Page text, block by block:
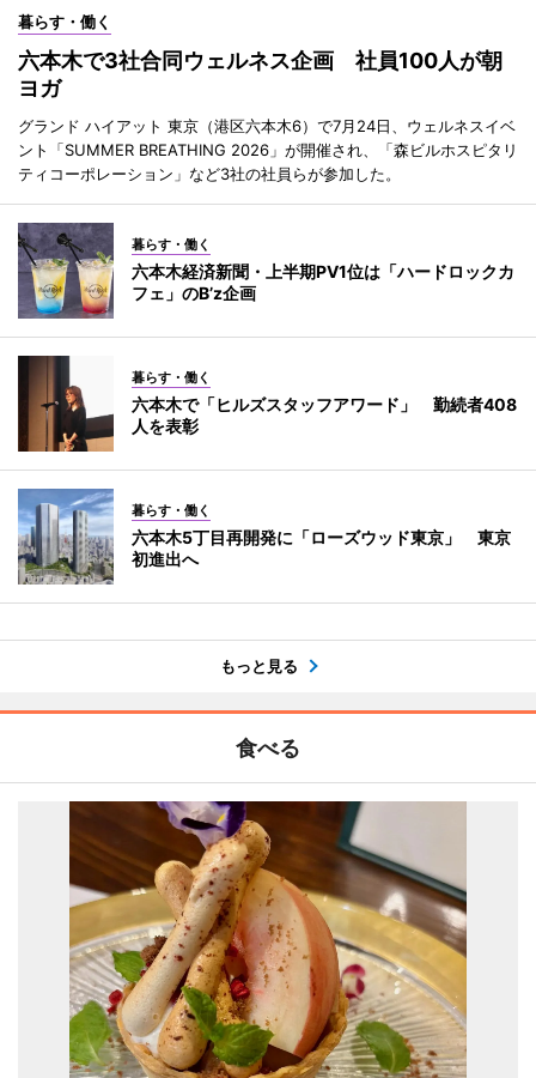
暮らす・働く
六本木で3社合同ウェルネス企画 社員100人が朝
ヨガ
グランド ハイアット 東京（港区六本木6）で7月24日、ウェルネスイベ
ント「SUMMER BREATHING 2026」が開催され、「森ビルホスピタリ
ティコーポレーション」など3社の社員らが参加した。
暮らす・働く
六本木経済新聞・上半期PV1位は「ハードロックカ
フェ」のB’z企画
暮らす・働く
六本木で「ヒルズスタッフアワード」 勤続者408
人を表彰
暮らす・働く
六本木5丁目再開発に「ローズウッド東京」 東京
初進出へ
もっと見る
食べる